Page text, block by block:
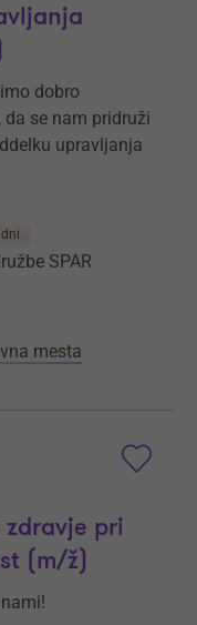
dobro
se nam pridruži
upravljanja
SPAR
mesta
zdravje pri
(m/ž)